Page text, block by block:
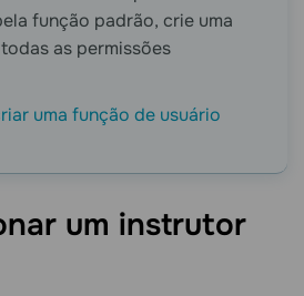
função padrão, crie uma
as permissões
uma função de usuário
um instrutor